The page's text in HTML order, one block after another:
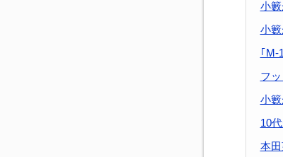
小
小
｢M-
フ
小
10
本